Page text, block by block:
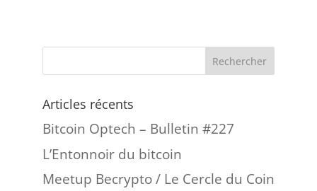
Articles récents
Bitcoin Optech – Bulletin #227
L’Entonnoir du bitcoin
Meetup Becrypto / Le Cercle du Coin